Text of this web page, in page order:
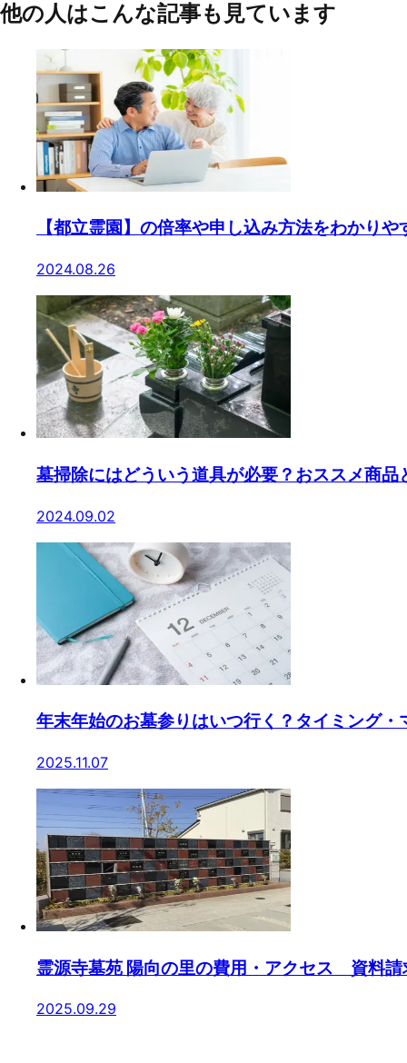
他の人はこんな記事も見ています
【都立霊園】の倍率や申し込み方法をわかりや
2024.08.26
墓掃除にはどういう道具が必要？おススメ商
2024.09.02
年末年始のお墓参りはいつ行く？タイミング
2025.11.07
霊源寺墓苑 陽向の里の費用・アクセス 資料請
2025.09.29